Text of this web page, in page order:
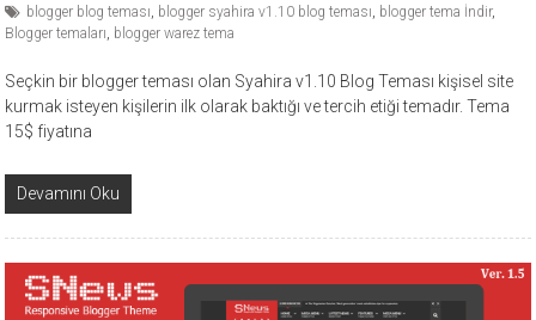
blogger blog teması, blogger syahira v1.10 blog teması, blogger tema İndir,
Blogger temaları, blogger warez tema
Seçkin bir blogger teması olan Syahira v1.10 Blog Teması kişisel site
kurmak isteyen kişilerin ilk olarak baktığı ve tercih etiği temadır. Tema
15$ fiyatına
Devamını Oku